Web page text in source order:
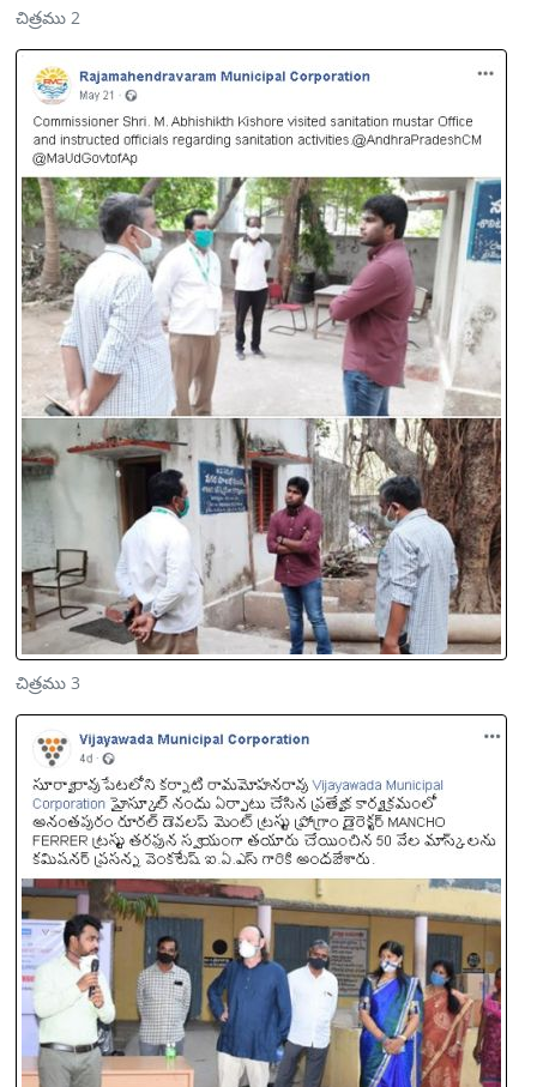
చిత్రము 2
చిత్రము 3